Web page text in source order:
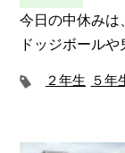
今日の中休みは
ドッジボール
２年生 ５年